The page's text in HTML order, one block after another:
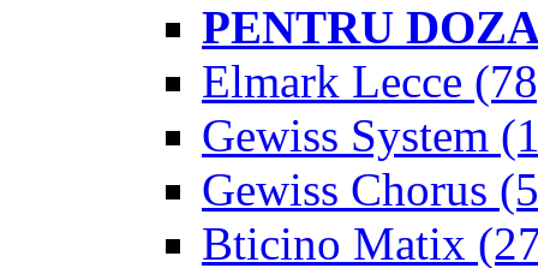
PENTRU
Elmark Lecce
Gewiss System
Gewiss Chorus
Bticino Matix